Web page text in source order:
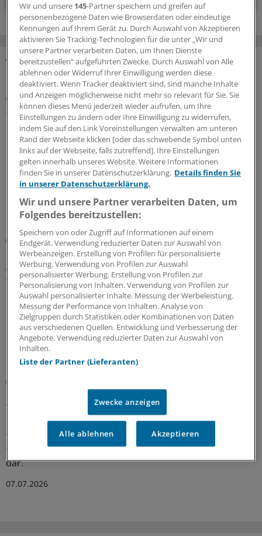
MEHR ZUM THEMA
Erdnussallergie
Allergologen können Erhaltungstherapie mit
Palforzia bis Ende 2026 fortsetzen
Stallergenes stellt zwar die Produktion seines
Erdnussproteins Palforzia®ein, sichert aber den
Nachschub zur Erhaltungstherapie aus französischen
Restbeständen – zunächst wohl nur bis Ende Dezember.
17.07.2026
Zusatzgeschäft
Regierung zu IGeL: Nicht alles im Lot – aber kein
gesetzgeberischer Handlungsbedarf
Wo Vertragsärztinnen und -ärzte Patienten gegenüber
die Hand aufhalten, sind KVen, Kammern und
Krankenkassen gefordert, genauer hinzuschauen, ob zu
Recht oder Unrecht.
16.07.2026
BMG informiert über Leistungsabrechnung für
verwundete ukrainische Soldaten
Ukrainische Soldatinnen und Soldaten, die nach einer
Verwundung in Deutschland medizinisch versorgt
werden, stellen abrechnungstechnisch einen Sonderfall
dar.
07.07.2026
Wir und unsere 145-Partner speichern und greifen auf
personenbezogene Daten wie Browserdaten oder eindeutige
Kennungen auf Ihrem Gerät zu. Durch Auswahl von Akzeptieren
aktivieren Sie Tracking-Technologien für die unter „Wir und
unsere Partner verarbeiten Daten, um Ihnen Dienste
bereitzustellen“ aufgeführten Zwecke. Durch Auswahl von Alle
ablehnen oder Widerruf Ihrer Einwilligung werden diese
deaktiviert. Wenn Tracker deaktiviert sind, sind manche Inhalte
und Anzeigen möglicherweise nicht mehr so relevant für Sie. Sie
können dieses Menü jederzeit wieder aufrufen, um Ihre
Einstellungen zu ändern oder Ihre Einwilligung zu widerrufen,
indem Sie auf den Link Voreinstellungen verwalten am unteren
Rand der Webseite klicken [oder das schwebende Symbol unten
links auf der Webseite, falls zutreffend]. Ihre Einstellungen
gelten innerhalb unseres Website. Weitere Informationen
finden Sie in unserer Datenschutzerklärung. Details finden Sie
in unserer Datenschutzerklärung.
Wir und unsere Partner verarbeiten Daten, um
Folgendes bereitzustellen:
Speichern von oder Zugriff auf Informationen auf einem
Endgerät. Verwendung reduzierter Daten zur Auswahl von
Werbeanzeigen. Erstellung von Profilen für personalisierte
Werbung. Verwendung von Profilen zur Auswahl
personalisierter Werbung. Erstellung von Profilen zur
Personalisierung von Inhalten. Verwendung von Profilen zur
Auswahl personalisierter Inhalte. Messung der Werbeleistung.
Messung der Performance von Inhalten. Analyse von
Zielgruppen durch Statistiken oder Kombinationen von Daten
aus verschiedenen Quellen. Entwicklung und Verbesserung der
Angebote. Verwendung reduzierter Daten zur Auswahl von
Inhalten.
Liste der Partner (Lieferanten)
Zwecke anzeigen
Alle ablehnen Akzeptieren